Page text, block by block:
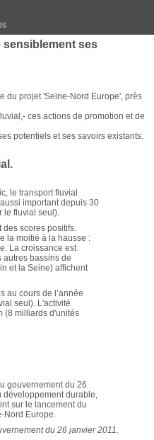
ses
du projet 'Seine-Nord Europe', près
ces actions de promotion et de
potentiels et ses savoirs existants.
le transport fluvial
important depuis 30
le fluvial seul).
scores positifs.
la moitié à la hausse :
La croissance est
autres bassins de
et la Seine) affichent
au cours de l’année
seul). L'activité
(8 milliards d'unités
gouvernement du 26
développement durable,
sur le lancement du
Nord Europe.
du 26 janvier 2011.